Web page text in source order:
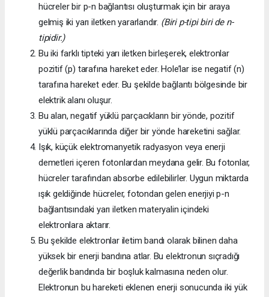
hücreler bir p-n bağlantısı oluşturmak için bir araya
gelmiş iki yarı iletken yararlandır. (Biri p-tipi biri de n-
tipidir.)
Bu iki farklı tipteki yarı iletken birleşerek, elektronlar
pozitif (p) tarafına hareket eder. Hole’lar ise negatif (n)
tarafına hareket eder. Bu şekilde bağlantı bölgesinde bir
elektrik alanı oluşur.
Bu alan, negatif yüklü parçacıkların bir yönde, pozitif
yüklü parçacıklarında diğer bir yönde hareketini sağlar.
Işık, küçük elektromanyetik radyasyon veya enerji
demetleri içeren fotonlardan meydana gelir. Bu fotonlar,
hücreler tarafından absorbe edilebilirler. Uygun miktarda
ışık geldiğinde hücreler, fotondan gelen enerjiyi p-n
bağlantısındaki yarı iletken materyalin içindeki
elektronlara aktarır.
Bu şekilde elektronlar iletim bandı olarak bilinen daha
yüksek bir enerji bandına atlar. Bu elektronun sıçradığı
değerlik bandında bir boşluk kalmasına neden olur.
Elektronun bu hareketi eklenen enerji sonucunda iki yük